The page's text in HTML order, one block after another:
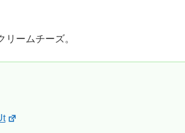
ームチーズ。